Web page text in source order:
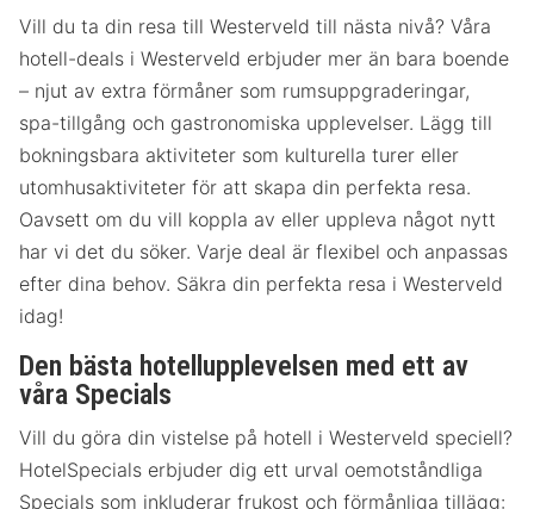
Vill du ta din resa till Westerveld till nästa nivå? Våra
hotell-deals i Westerveld erbjuder mer än bara boende
– njut av extra förmåner som rumsuppgraderingar,
spa-tillgång och gastronomiska upplevelser. Lägg till
bokningsbara aktiviteter som kulturella turer eller
utomhusaktiviteter för att skapa din perfekta resa.
Oavsett om du vill koppla av eller uppleva något nytt
har vi det du söker. Varje deal är flexibel och anpassas
efter dina behov. Säkra din perfekta resa i Westerveld
idag!
Den bästa hotellupplevelsen med ett av
våra Specials
Vill du göra din vistelse på hotell i Westerveld speciell?
HotelSpecials erbjuder dig ett urval oemotståndliga
Specials som inkluderar frukost och förmånliga tillägg: